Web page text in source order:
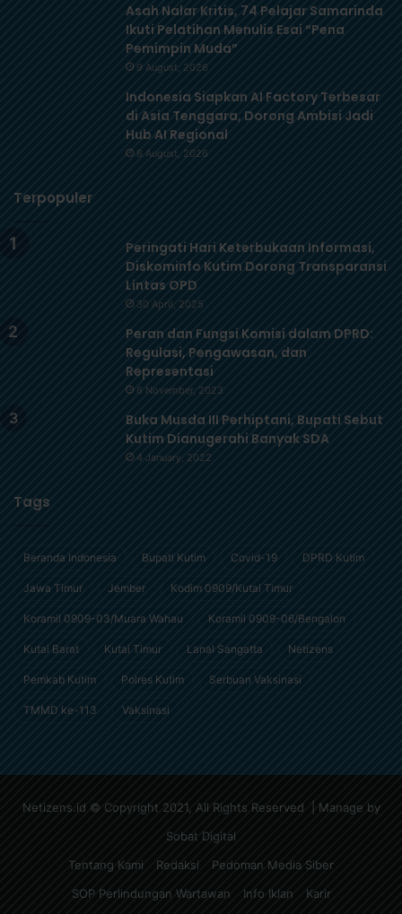
Asah Nalar Kritis, 74 Pelajar Samarinda
Ikuti Pelatihan Menulis Esai “Pena
Pemimpin Muda”
9 August, 2026
Indonesia Siapkan AI Factory Terbesar
di Asia Tenggara, Dorong Ambisi Jadi
Hub AI Regional
8 August, 2026
Terpopuler
Peringati Hari Keterbukaan Informasi,
Diskominfo Kutim Dorong Transparansi
Lintas OPD
30 April, 2025
Peran dan Fungsi Komisi dalam DPRD:
Regulasi, Pengawasan, dan
Representasi
6 November, 2023
Buka Musda III Perhiptani, Bupati Sebut
Kutim Dianugerahi Banyak SDA
4 January, 2022
Tags
Beranda Indonesia Bupati Kutim Covid-19 DPRD Kutim
Jawa Timur Jember Kodim 0909/Kutai Timur
Koramil 0909-03/Muara Wahau Koramil 0909-06/Bengalon
Kutai Barat Kutai Timur Lanal Sangatta Netizens
Pemkab Kutim Polres Kutim Serbuan Vaksinasi
TMMD ke-113 Vaksinasi
Netizens.id © Copyright 2021, All Rights Reserved | Manage by
Sobat Digital
Tentang Kami
Redaksi
Pedoman Media Siber
SOP Perlindungan Wartawan
Info Iklan Karir